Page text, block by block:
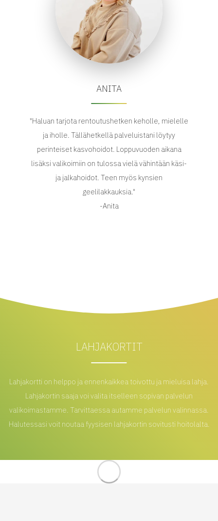
ANITA
"Haluan tarjota rentoutushetken keholle, mielelle
ja iholle. Tällähetkellä palveluistani löytyy
perinteiset kasvohoidot. Loppuvuoden aikana
lisäksi valikoimiin on tulossa vielä vähintään käsi-
ja jalkahoidot. Teen myös kynsien
geelilakkauksia."
-Anita
LAHJAKORTIT
Lahjakortti on helppo ja ennenkaikkea toivottu ja mieluisa lahja.
Lahjakortin saaja voi valita itselleen sopivan palvelun
valikoimastamme. Tarvittaessa autamme palvelun valinnassa.
Halutessasi voit noutaa fyysisen lahjakortin sovitusti hoitolalta.